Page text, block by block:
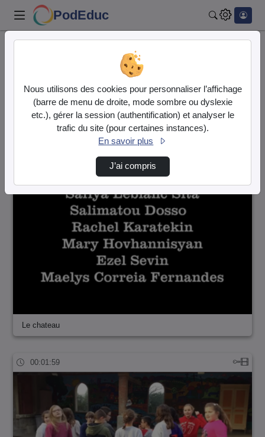
PodEduc
20 vidéos trouvées
Audio Vidéo
Direction de tri
Le chateau
00:01:59
Nous utilisons des cookies pour personnaliser l’affichage
(barre de menu de droite, mode sombre ou dyslexie
etc.), gérer la session (authentification) et analyser le
trafic du site (pour certaines instances).
En savoir plus
J’ai compris